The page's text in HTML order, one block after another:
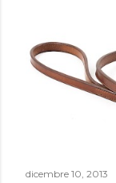
dicembre 10, 2013